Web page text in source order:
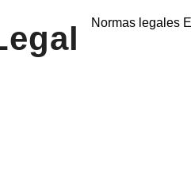
Normas legales